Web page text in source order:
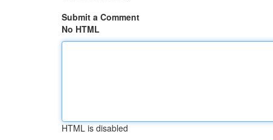
Submit a Comment
No HTML
HTML is disabled